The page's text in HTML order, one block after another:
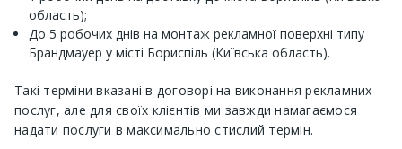
область);
До 5 робочих днів на монтаж рекламної поверхні типу
Брандмауер у місті Бориспіль (Київська область).
Такі терміни вказані в договорі на виконання рекламних
послуг, але для своїх клієнтів ми завжди намагаємося
надати послуги в максимально стислий термін.